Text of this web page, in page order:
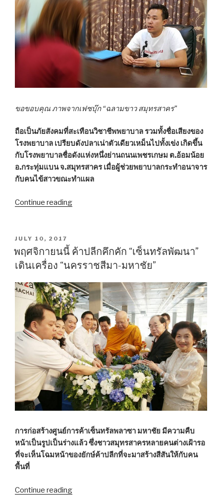
ขอขอบคุณ ภาพจากเฟซบุ๊ก “ฉลามขาว สมุทรสาคร”
ถือเป็นภัยสังคมที่สะเทือนวิชาชีพพยาบาล รวมทั้งชื่อเสียงของ
โรงพยาบาล เปรียบดังปลาเน่าตัวเดียวเหม็นไปทั้งเข่ง เกิดขึ้น
กับโรงพยาบาลชื่อดังแห่งหนึ่งย่านถนนเพชรเกษม ต.อ้อมน้อย
อ.กระทุ่มแบน จ.สมุทรสาคร เมื่อผู้ช่วยพยาบาลกระทำอนาจาร
กับคนไข้สาวขณะทำแผล
Continue reading
ดัง
“ผู้
พยาบาล”
อนาจาร
สาว
ขณะ
ล้าง
แผล”
POSTED
ON
JULY 10, 2017
พฤศจิกายนนี้ ค้าปลีกคึกคัก “เซ็นทรัลพัฒนา”
เดินเครื่อง “นครราชสีมา-มหาชัย”
การก่อสร้างศูนย์การค้าเซ็นทรัลพลาซา มหาชัย มีความคืบ
หน้าเป็นรูปเป็นร่างแล้ว ซึ่งชาวสมุทรสาครหลายคนต่างเฝ้ารอ
ที่จะเห็นโฉมหน้าของยักษ์ค้าปลีกที่จะมาสร้างสีสันให้กับคน
พื้นที่
Continue reading